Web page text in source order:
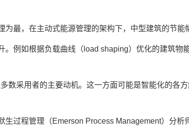
最，在主动式能源管理的架构下，中型建筑的节能
例如根据负载曲线（load shaping）优化的建筑物
数采用者的主要动机。这一方面可能是智能化的各
过程管理（Emerson Process Management）分